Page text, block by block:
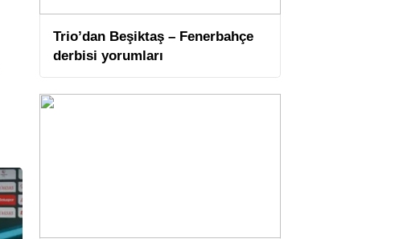
Trio’dan Beşiktaş – Fenerbahçe
derbisi yorumları